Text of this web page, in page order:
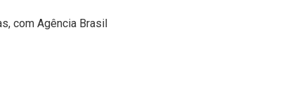
com Agência Brasil